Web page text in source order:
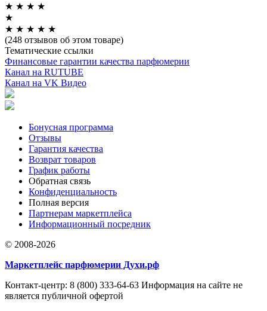
★ ★ ★ ★
★
★ ★ ★ ★ ★
(248 отзывов об этом товаре)
Тематические ссылки
Финансовые гарантии качества парфюмерии
Канал на RUTUBE
Канал на VK Видео
Бонусная программа
Отзывы
Гарантия качества
Возврат товаров
График работы
Обратная связь
Конфиденциальность
Полная версия
Партнерам маркетплейса
Информационный посредник
© 2008-2026
Маркетплейс парфюмерии Духи.рф
Контакт-центр: 8 (800) 333-64-63 Информация на сайте не
является публичной офертой